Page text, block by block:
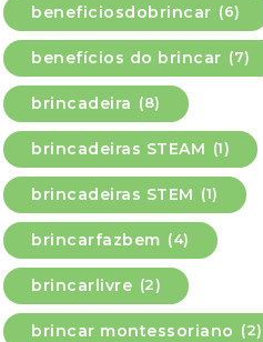
beneficiosdobrincar (6)
benefícios do brincar (7)
brincadeira (8)
brincadeiras STEAM (1)
brincadeiras STEM (1)
brincarfazbem (4)
brincarlivre (2)
brincar montessoriano (2)